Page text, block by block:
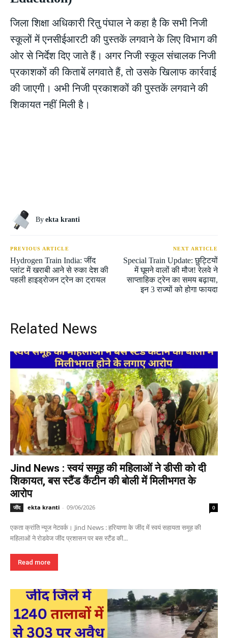
जिला शिक्षा अधिकारी रितु पंघाल ने कहा है कि सभी निजी
स्कूलों में एनसीईआरटी की पुस्तकें लगवाने के लिए विभाग की
ओर से निर्देश दिए जाते हैं। अगर निजी स्कूल संचालक निजी
प्रकाशकों की किताबें लगवाते हैं, तो उसके खिलाफ कार्रवाई
की जाएगी। अभी निजी प्रकाशकों की पुस्तकें लगवाने की
शिकायत नहीं मिली है।
By ekta kranti
PREVIOUS ARTICLE
Hydrogen Train India: जींद
प्लांट में खराबी आने से रुका देश की
पहली हाइड्रोजन ट्रेन का ट्रायल
NEXT ARTICLE
Special Train Update: छुट्टियों
में घूमने वालों की मौज! रेलवे ने
साप्ताहिक ट्रेन का समय बढ़ाया,
इन 3 राज्यों को होगा फायदा
Related News
Jind News : स्वयं समूह की महिलाओं ने डीसी को दी
शिकायत, बस स्टैंड कैंटीन की बोली में मिलीभगत के
आरोप
जींद ekta kranti - 09/06/2026 0
एकता क्रांति न्यूज नेटवर्क। Jind News : हरियाणा के जींद में स्वयं सहायता समूह की
महिलाओं ने रोडवेज जींद प्रशासन पर बस स्टैंड की...
Read more